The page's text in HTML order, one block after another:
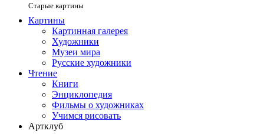
Старые картины
Картины
Картинная галерея
Художники
Музеи мира
Русские художники
Чтение
Книги
Энциклопедия
Фильмы о художниках
Учимся рисовать
Артклуб